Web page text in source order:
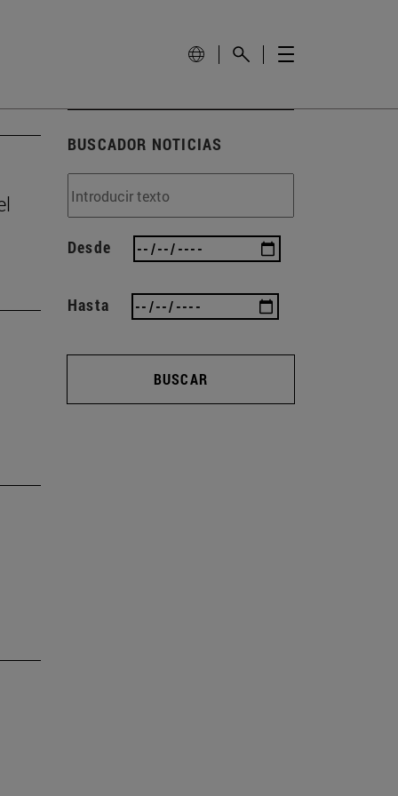
BUSCADOR NOTICIAS
Desde
Hasta
BUSCAR